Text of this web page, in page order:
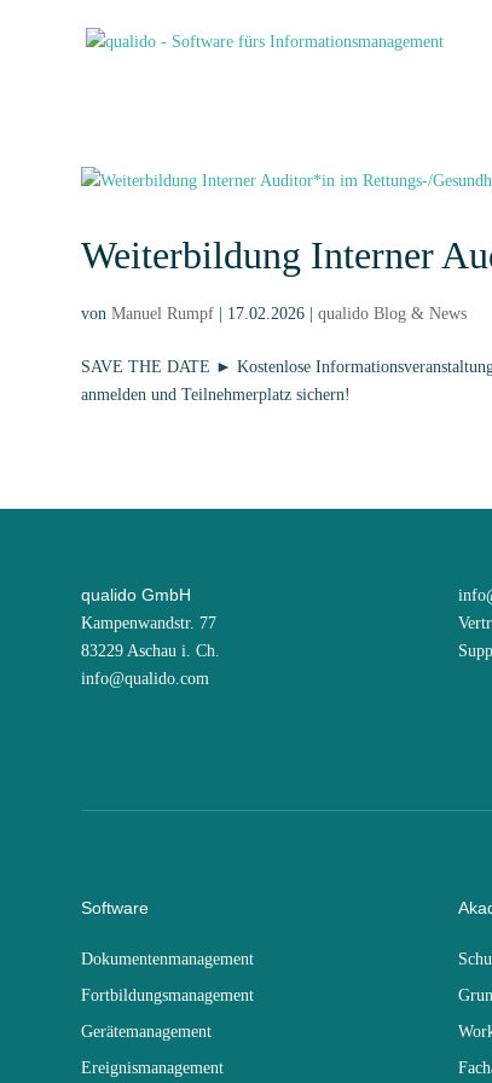
Weiterbildung Interner
vonManuel Rumpf 17.02.2026 |qualido Blog & News
SAVE THE DATE ► Kostenlose
anmelden und Teilnehmerplatz sichern!
qualido GmbH
Kampenwandstr. 77
83229 Aschau i. Ch.
info@qualido.com
Software
Dokumentenmanagement
Fortbildungsmanagement
Gerätemanagement
Ereignismanagement